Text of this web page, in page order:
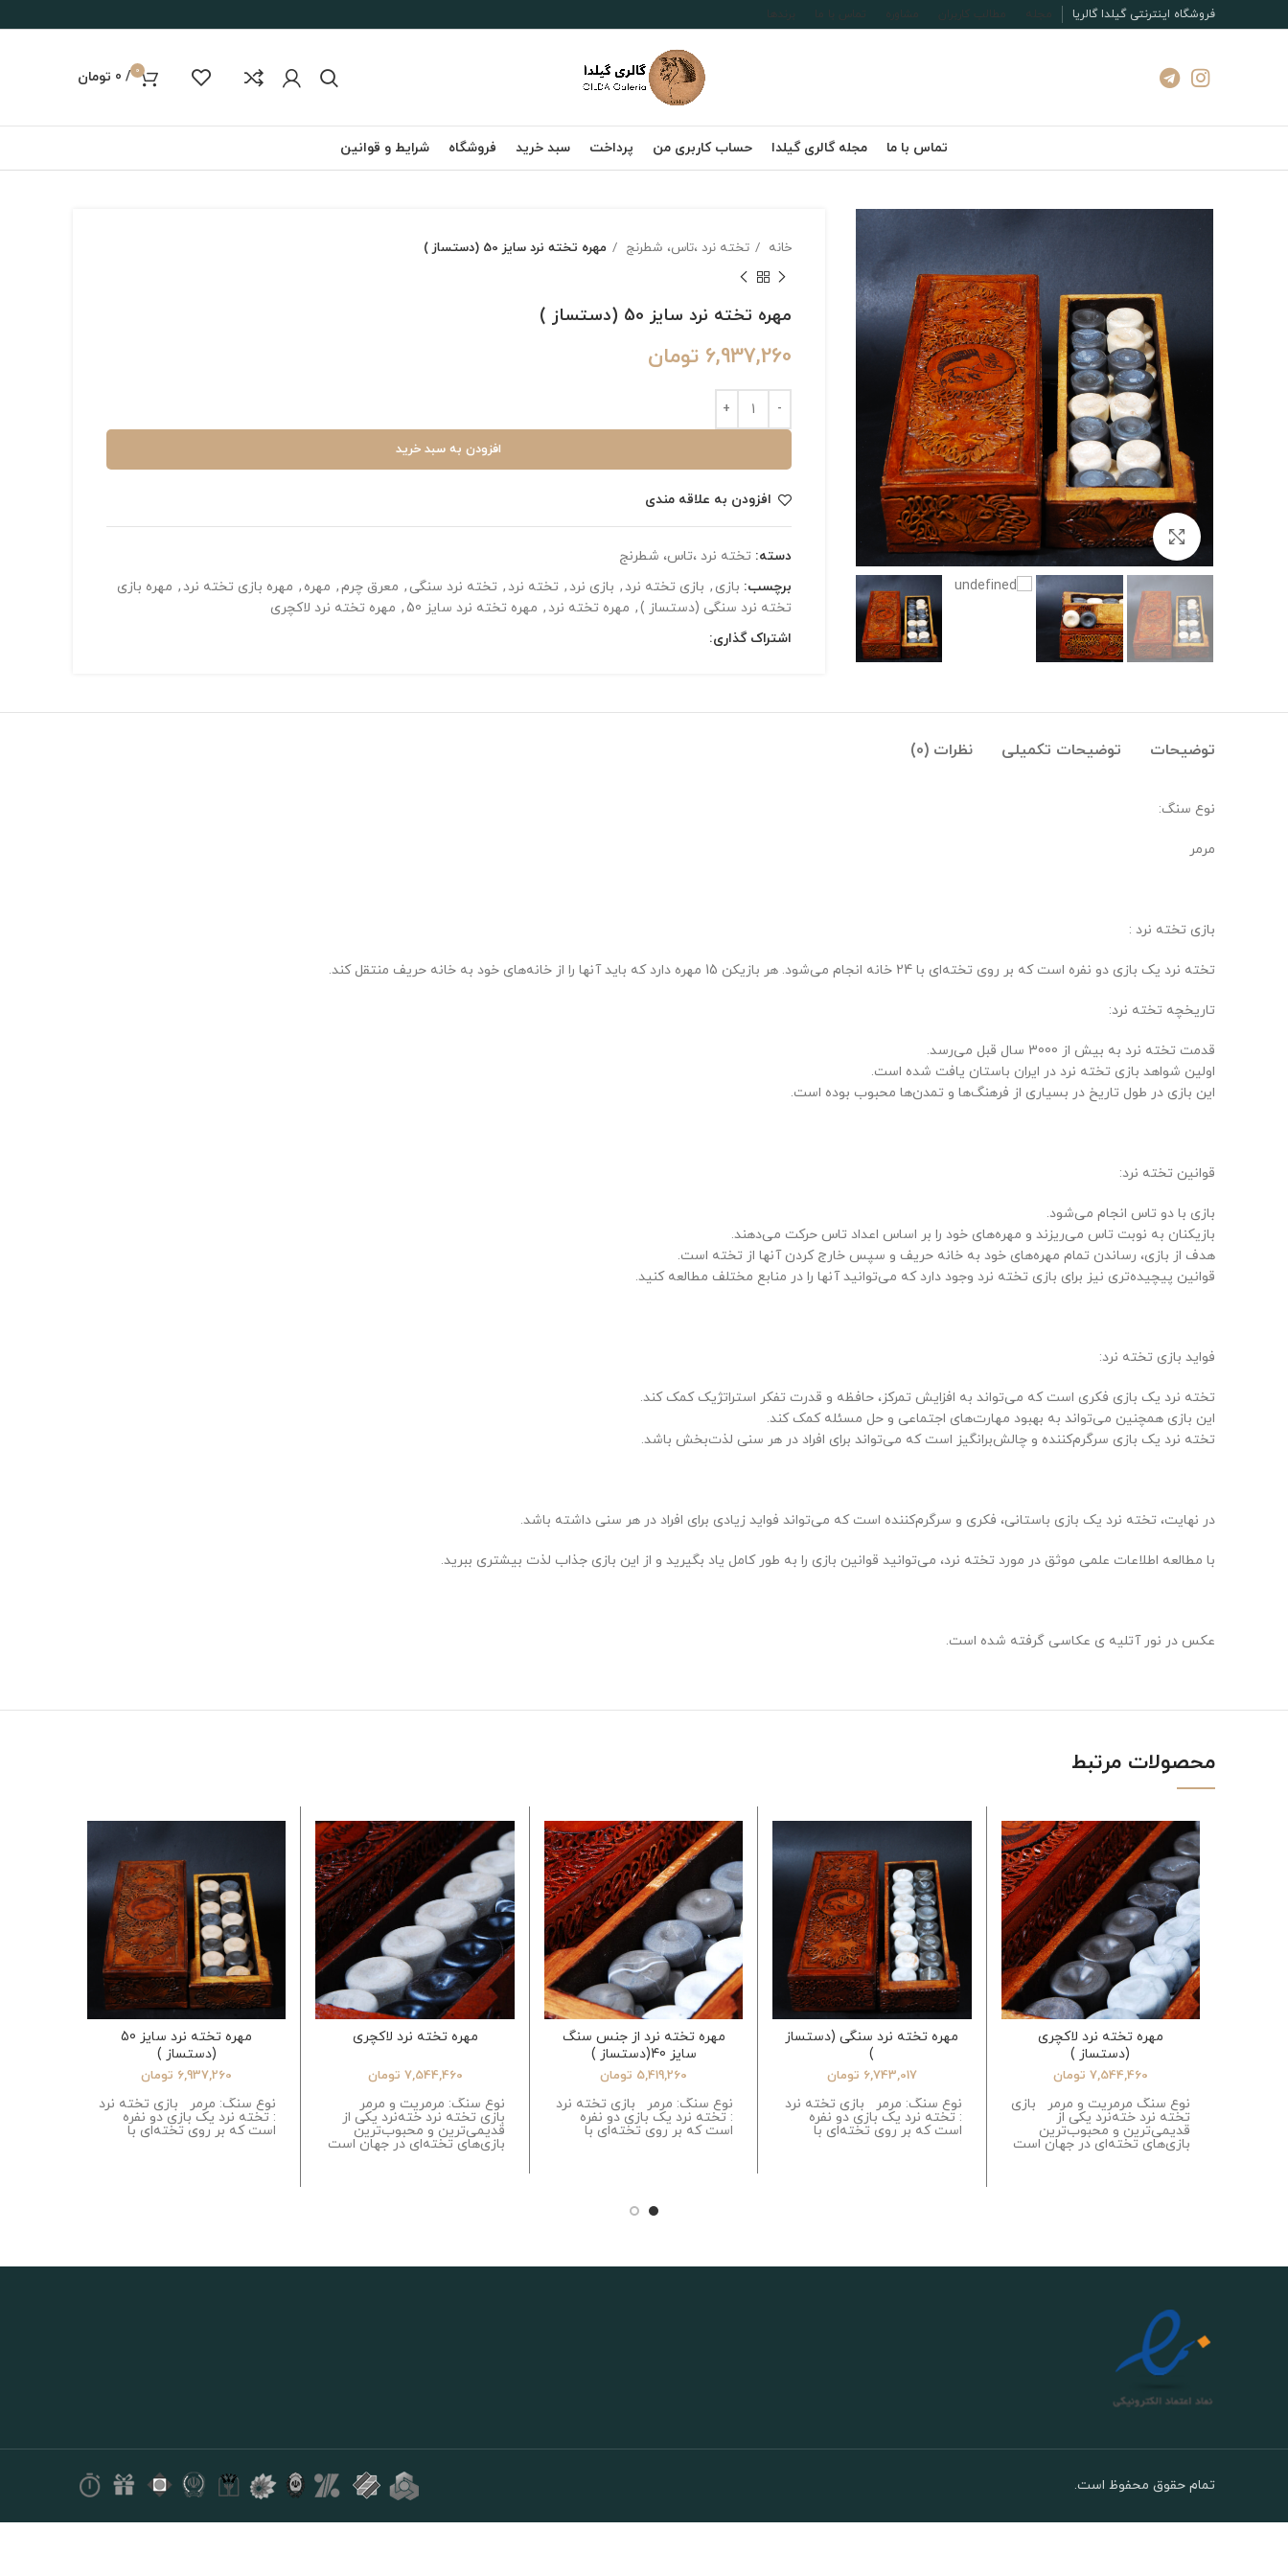
فروشگاه اینترنتی گیلدا گالریا مجله مطالب کاربران مشاوره تماس با ما برندها
0
/
0 تومان
تماس با ما مجله گالری گیلدا حساب کاربری من پرداخت سبد خرید فروشگاه شرایط و قوانین
بزرگنمایی تصویر
خانه تخته نرد ،تاس، شطرنج مهره تخته نرد سایز 50 (دستساز )
مهره تخته نرد سایز 50 (دستساز )
6,937,260 تومان
افزودن به سبد خرید
افزودن به علاقه مندی
دسته: تخته نرد ،تاس، شطرنج
برچسب: بازی , بازی تخته نرد , بازی نرد , تخته نرد , تخته نرد سنگی , معرق چرم, مهره , مهره بازی تخته نرد , مهره بازی
تخته نرد سنگی (دستساز ), مهره تخته نرد , مهره تخته نرد سایز 50 , مهره تخته نرد لاکچری
اشتراک گذاری:
توضیحات توضیحات تکمیلی نظرات (0)
نوع سنگ:
مرمر
بازی تخته نرد :
تخته نرد یک بازی دو نفره است که بر روی تخته‌ای با 24 خانه انجام می‌شود. هر بازیکن 15 مهره دارد که باید آنها را از خانه‌های خود به خانه حریف منتقل کند.
تاریخچه تخته نرد:
قدمت تخته نرد به بیش از 3000 سال قبل می‌رسد.
اولین شواهد بازی تخته نرد در ایران باستان یافت شده است.
این بازی در طول تاریخ در بسیاری از فرهنگ‌ها و تمدن‌ها محبوب بوده است.
قوانین تخته نرد:
بازی با دو تاس انجام می‌شود.
بازیکنان به نوبت تاس می‌ریزند و مهره‌های خود را بر اساس اعداد تاس حرکت می‌دهند.
هدف از بازی، رساندن تمام مهره‌های خود به خانه حریف و سپس خارج کردن آنها از تخته است.
قوانین پیچیده‌تری نیز برای بازی تخته نرد وجود دارد که می‌توانید آنها را در منابع مختلف مطالعه کنید.
فواید بازی تخته نرد:
تخته نرد یک بازی فکری است که می‌تواند به افزایش تمرکز، حافظه و قدرت تفکر استراتژیک کمک کند.
این بازی همچنین می‌تواند به بهبود مهارت‌های اجتماعی و حل مسئله کمک کند.
تخته نرد یک بازی سرگرم‌کننده و چالش‌برانگیز است که می‌تواند برای افراد در هر سنی لذت‌بخش باشد.
در نهایت، تخته نرد یک بازی باستانی، فکری و سرگرم‌کننده است که می‌تواند فواید زیادی برای افراد در هر سنی داشته باشد.
با مطالعه اطلاعات علمی موثق در مورد تخته نرد، می‌توانید قوانین بازی را به طور کامل یاد بگیرید و از این بازی جذاب لذت بیشتری ببرید.
عکس در نور آتلیه ی عکاسی گرفته شده است.
محصولات مرتبط
مهره تخته نرد لاکچری
(دستساز )
7,544,460 تومان
نوع سنگ مرمریت و مرمر بازی
تخته نرد خته‌نرد یکی از
قدیمی‌ترین و محبوب‌ترین
بازی‌های تخته‌ای در جهان است
مهره تخته نرد سنگی (دستساز
)
6,743,017 تومان
نوع سنگ: مرمر بازی تخته نرد
: تخته نرد یک بازی دو نفره
است که بر روی تخته‌ای با
مهره تخته نرد از جنس سنگ
سایز 40(دستساز )
5,419,260 تومان
نوع سنگ: مرمر بازی تخته نرد
: تخته نرد یک بازی دو نفره
است که بر روی تخته‌ای با
مهره تخته نرد لاکچری
7,544,460 تومان
نوع سنگ: مرمریت و مرمر
بازی تخته نرد خته‌نرد یکی از
قدیمی‌ترین و محبوب‌ترین
بازی‌های تخته‌ای در جهان است
مهره تخته نرد سایز 50
(دستساز )
6,937,260 تومان
نوع سنگ: مرمر بازی تخته نرد
: تخته نرد یک بازی دو نفره
است که بر روی تخته‌ای با
تمام حقوق محفوظ است.